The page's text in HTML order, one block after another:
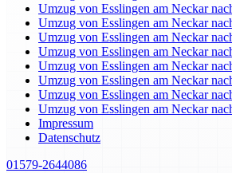
Umzug von Esslingen am Neckar
Umzug von Esslingen am Neckar
Umzug von Esslingen am Neckar
Umzug von Esslingen am Neckar
Umzug von Esslingen am Neckar
Umzug von Esslingen am Neckar
Umzug von Esslingen am Neckar
Umzug von Esslingen am Neckar
Impressum
Datenschutz
01579-2644086